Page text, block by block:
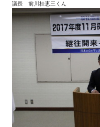
議長 前川桂恵三くん